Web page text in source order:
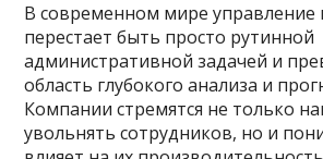
В современном мире управление
перестает быть просто рутинной
административной задачей и
область глубокого анализа и
Компании стремятся не только
увольнять сотрудников, но и